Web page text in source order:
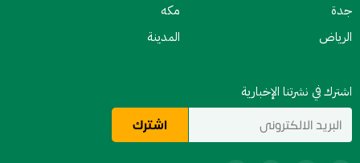
جدة
مكه
الرياض
المدينة
اشترك في نشرتنا الإخبارية